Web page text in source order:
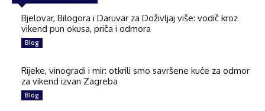
Bjelovar, Bilogora i Daruvar za Doživljaj više: vodič kroz
vikend pun okusa, priča i odmora
Blog
Rijeke, vinogradi i mir: otkrili smo savršene kuće za odmor
za vikend izvan Zagreba
Blog